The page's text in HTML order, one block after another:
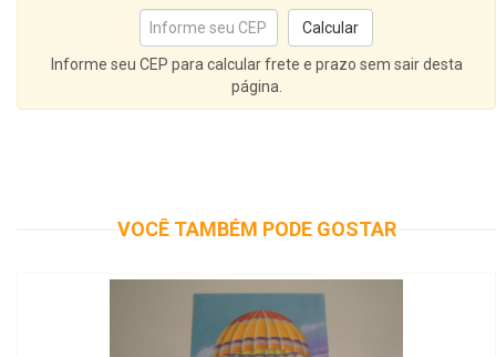
Informe seu CEP para calcular frete e prazo sem sair desta
página.
VOCÊ TAMBÉM PODE GOSTAR